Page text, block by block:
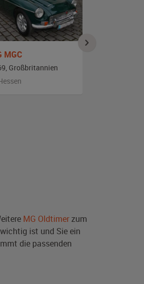
MGC
Großbritannien
MG Oldtimer zum
ist und Sie ein
die passenden